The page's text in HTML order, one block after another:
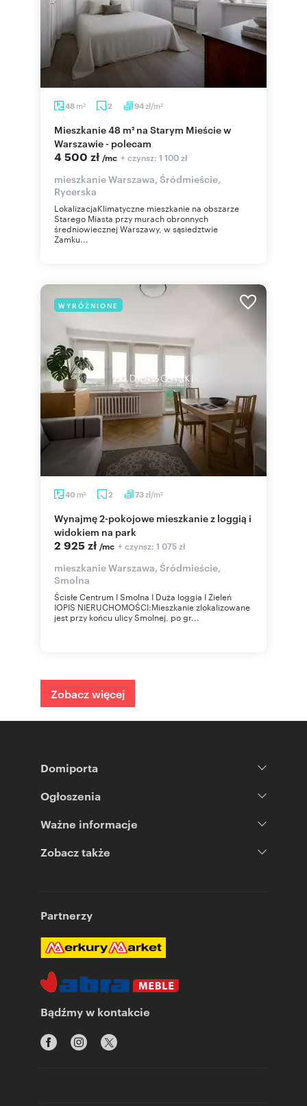
48 m2 2 94zł/m2
Mieszkanie 48 m² na Starym Mieście w
Warszawie - polecam
4 500 zł /mc + czynsz: 1 100 zł
mieszkanie Warszawa, Śródmieście,
Rycerska
LokalizacjaKlimatyczne mieszkanie na obszarze
Starego Miasta przy murach obronnych
średniowiecznej Warszawy, w sąsiedztwie
Zamku...
WYRÓŻNIONE
40 m2 2 73zł/m2
Wynajmę 2-pokojowe mieszkanie z loggią i
widokiem na park
2 925 zł /mc + czynsz: 1 075 zł
mieszkanie Warszawa, Śródmieście,
Smolna
Ścisłe Centrum I Smolna I Duża loggia I Zieleń
IOPIS NIERUCHOMOŚCI:Mieszkanie zlokalizowane
jest przy końcu ulicy Smolnej, po gr...
Zobacz więcej
Domiporta
Ogłoszenia
Ważne informacje
Zobacz także
Partnerzy
Bądźmy w kontakcie